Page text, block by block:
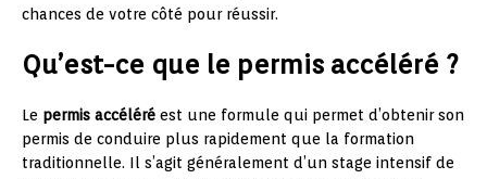
chances de votre côté pour réussir.
Qu’est-ce que le permis accéléré ?
Le permis accéléré est une formule qui permet d’obtenir son
permis de conduire plus rapidement que la formation
traditionnelle. Il s’agit généralement d’un stage intensif de